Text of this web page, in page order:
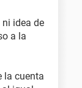
idea de
a la
la cuenta